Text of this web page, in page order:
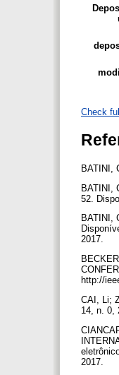
Check
BATINI,
BATINI,
52.
BATINI,
2017.
http://
CAI, Li;
14, n. 0,
2017.